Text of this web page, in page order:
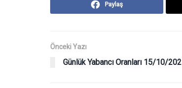
Paylaş
Önceki Yazı
Günlük Yabancı Oranları 15/10/